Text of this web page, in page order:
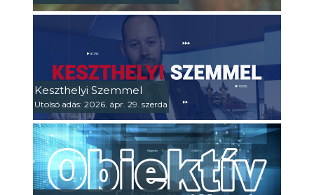
Keszthelyi Szemmel
Utolsó adás: 2026. ápr. 29. szerda